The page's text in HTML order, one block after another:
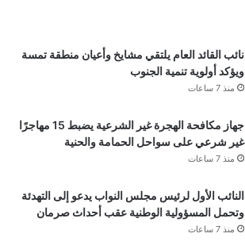
نائب القائد العام يلتقي مشايخ وأعيان منطقة تمسة
ويؤكد أولوية تنمية الجنوب
منذ 7 ساعات
جهاز مكافحة الهجرة غير الشرعية يضبط 15 مهاجرًا
غير شرعي على سواحل الحمامة والحنية
منذ 7 ساعات
النائب الأول لرئيس مجلس النواب يدعو إلى التهدئة
وتحمل المسؤولية الوطنية عقب أحداث صرمان
منذ 7 ساعات